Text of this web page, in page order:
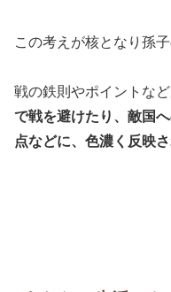
この考えが核となり孫
戦の鉄則やポイントな
で戦を避けたり、敵国
点などに、色濃く反映